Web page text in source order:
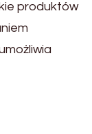
produktów